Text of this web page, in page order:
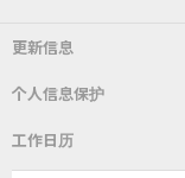
自动送锡装置
常见问题
公司简介
更新信息
个人信息保护
工作日历